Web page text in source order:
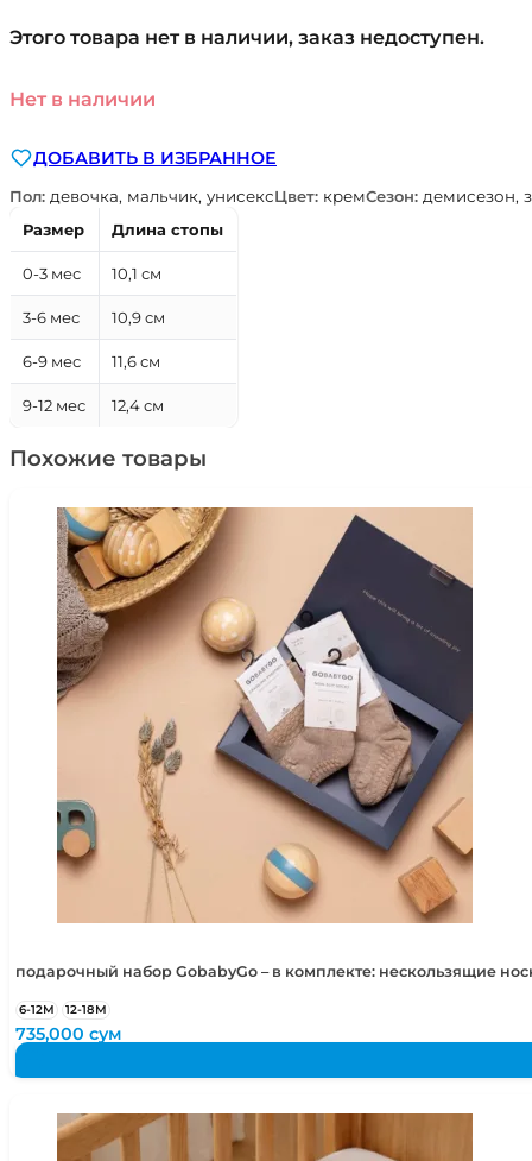
Этого товара нет в наличии, заказ недоступен.
Нет в наличии
ДОБАВИТЬ В ИЗБРАННОЕ
Пол: девочка, мальчик, унисексЦвет: кремСезон: демисезон,
Размер
Длина стопы
0-3 мес 10,1 см
3-6 мес 10,9 см
6-9 мес 11,6 см
9-12 мес 12,4 см
Похожие товары
подарочный набор GobabyGo – в комплекте: нескользящие
6-12М 12-18М
735,000сум